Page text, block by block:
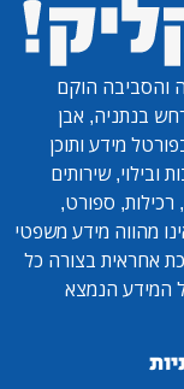
והסביבה הוקם
בנתניה, אבן
מידע ותוכן
שירותים
ספורט,
מהווה מידע משפטי
אחראית בצורה כל
המידע הנמצא